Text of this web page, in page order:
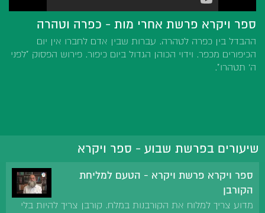
ספר ויקרא פרשת אחרי מות - כפרה וטהרה
ההבדל בין כפרה לטהרה. עברות שבין אדם לחברו אין יום
הכיפורים מכפר. וידוי הכוהן הגדול ביום כיפור. פירוש הפסוק "לפני
ה' תטהרו".
שיעורים בפרשת שבוע - ספר ויקרא
ספר ויקרא פרשת ויקרא - הטעם למליחת
הקורבן
מדוע צריך למלוח את הקורבנות במלח. קורבן צריך להיות בלי